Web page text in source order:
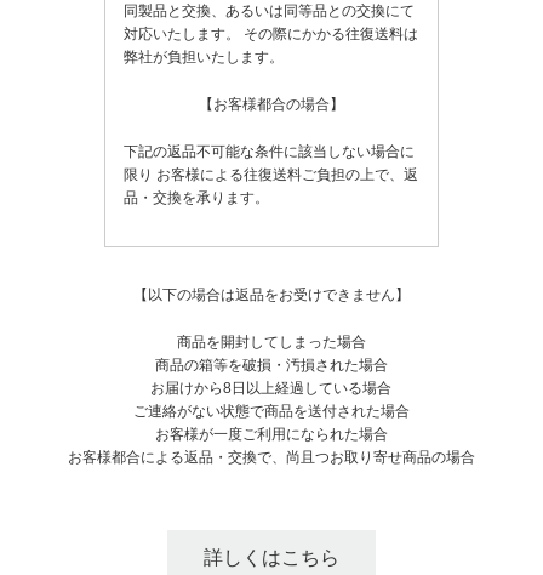
同製品と交換、あるいは同等品との交換にて
対応いたします。
その際にかかる往復送料は
弊社が負担いたします。
【お客様都合の場合】
下記の返品不可能な条件に該当しない場合に
限り お客様による往復送料ご負担の上で、返
品・交換を承ります。
【以下の場合は返品をお受けできません】
商品を開封してしまった場合
商品の箱等を破損・汚損された場合
お届けから8日以上経過している場合
ご連絡がない状態で商品を送付された場合
お客様が一度ご利用になられた場合
お客様都合による返品・交換で、尚且つお取り寄せ商品の場合
詳しくはこちら